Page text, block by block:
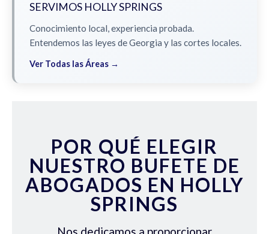
SERVIMOS HOLLY SPRINGS
Conocimiento local, experiencia probada.
Entendemos las leyes de Georgia y las cortes locales.
Ver Todas las Áreas →
POR QUÉ ELEGIR
NUESTRO BUFETE DE
ABOGADOS EN HOLLY
SPRINGS